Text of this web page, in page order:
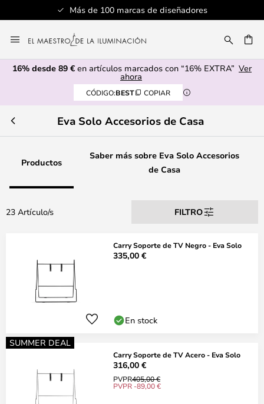
Más de 100 marcas de diseñadores
al
contenido
16% desde 89 € en artículos marcados con “16% EXTRA” Ver
ahora
CÓDIGO:BEST COPIAR
Eva Solo Accesorios de Casa
Productos
Saber más sobre Eva Solo Accesorios
de Casa
23 Artículo/s FILTRO
Carry Soporte de TV Negro - Eva Solo
335,00 €
En stock
SUMMER DEAL
Carry Soporte de TV Acero - Eva Solo
316,00 €
PVPR405,00 €
PVPR -89,00 €